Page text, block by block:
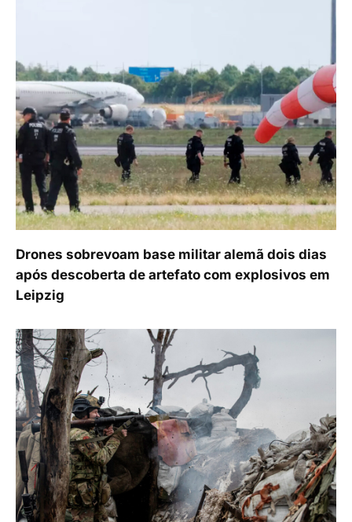
Drones sobrevoam base militar alemã dois dias
após descoberta de artefato com explosivos em
Leipzig